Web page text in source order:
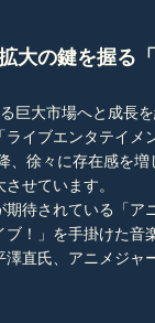
大の鍵を握る
巨大市場へと成長
イブエンタテイメ
、徐々に存在感を
せています。
待されている「
！」を手掛けた
直氏、アニメジャ